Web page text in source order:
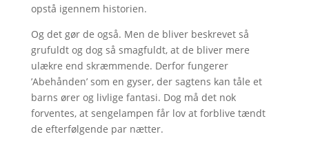
opstå igennem historien.
Og det gør de også. Men de bliver beskrevet så
grufuldt og dog så smagfuldt, at de bliver mere
ulækre end skræmmende. Derfor fungerer
’Abehånden’ som en gyser, der sagtens kan tåle et
barns ører og livlige fantasi. Dog må det nok
forventes, at sengelampen får lov at forblive tændt
de efterfølgende par nætter.